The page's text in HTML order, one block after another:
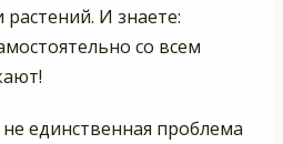
И знаете:
со всем
единственная проблема